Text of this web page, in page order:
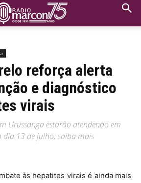
reforça alerta
e diagnóstico
virais
Urussanga estarão atendendo em
13 de julho; saiba mais
às hepatites virais é ainda mais